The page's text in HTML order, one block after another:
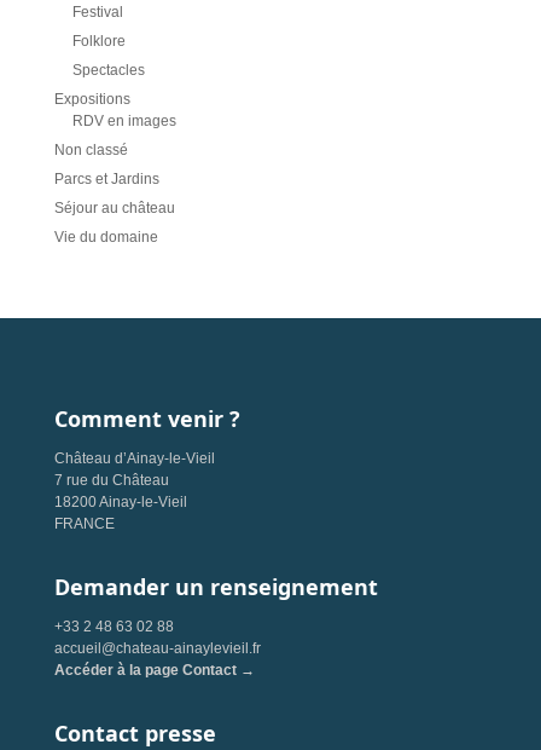
Festival
Folklore
Spectacles
Expositions
RDV en images
Non classé
Parcs et Jardins
Séjour au château
Vie du domaine
Comment venir ?
Château d’Ainay-le-Vieil
7 rue du Château
18200 Ainay-le-Vieil
FRANCE
Demander un renseignement
+33 2 48 63 02 88
accueil@chateau-ainaylevieil.fr
Accéder à la page Contact →
Contact presse